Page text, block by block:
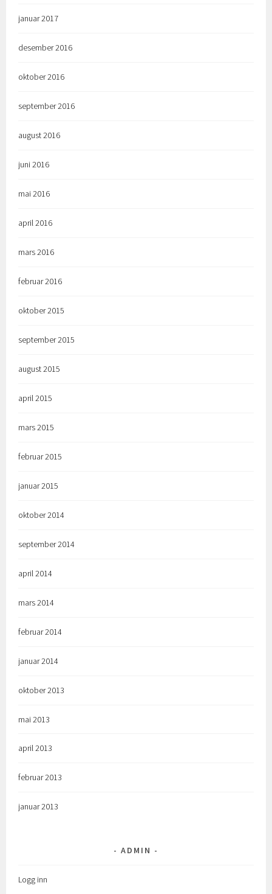
januar 2017
desember 2016
oktober 2016
september 2016
august 2016
juni 2016
mai 2016
april 2016
mars 2016
februar 2016
oktober 2015
september 2015
august 2015
april 2015
mars 2015
februar 2015
januar 2015
oktober 2014
september 2014
april 2014
mars 2014
februar 2014
januar 2014
oktober 2013
mai 2013
april 2013
februar 2013
januar 2013
ADMIN
Logg inn